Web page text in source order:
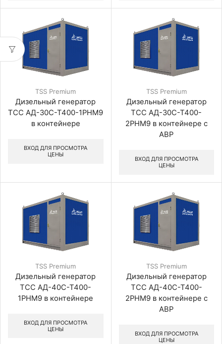
TSS Premium
Дизельный генератор
ТСС АД-30С-Т400-1РНМ9
в контейнере
ВХОД ДЛЯ ПРОСМОТРА
ЦЕНЫ
TSS Premium
Дизельный генератор
ТСС АД-30С-Т400-
2РНМ9 в контейнере с
АВР
ВХОД ДЛЯ ПРОСМОТРА
ЦЕНЫ
TSS Premium
Дизельный генератор
ТСС АД-40С-Т400-
1РНМ9 в контейнере
ВХОД ДЛЯ ПРОСМОТРА
ЦЕНЫ
TSS Premium
Дизельный генератор
ТСС АД-40С-Т400-
2РНМ9 в контейнере с
АВР
ВХОД ДЛЯ ПРОСМОТРА
ЦЕНЫ